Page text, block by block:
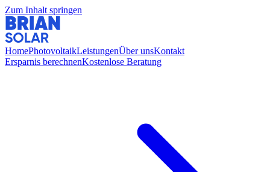
Zum Inhalt springen
HomePhotovoltaikLeistungenÜber unsKontakt
Ersparnis berechnenKostenlose Beratung